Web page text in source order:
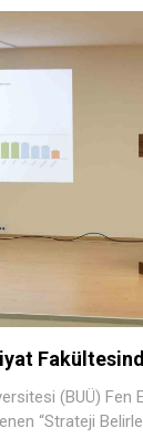
(BUÜ) Fen
“Strateji